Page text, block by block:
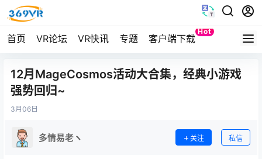
首页 VR论坛 VR快讯 专题 客户端下载
Hot
Quest
12月MageCosmos活动大合集，经典小游戏
强势回归~
3月 06日
多情易老ヽ 关注 私信